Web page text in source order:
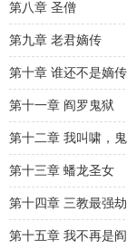
第八章 圣僧
第九章 老君嫡传
第十章 谁还不是嫡传
第十一章 阎罗鬼狱
第十二章 我叫啸，
第十三章 蟠龙圣女
第十四章 三教最强
第十五章 我不再是